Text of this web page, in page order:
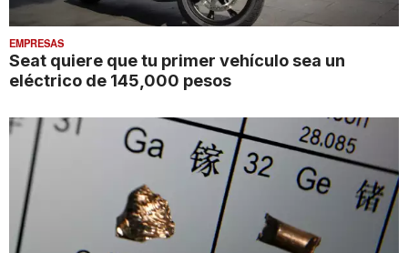
EMPRESAS
Seat quiere que tu primer vehículo sea un
eléctrico de 145,000 pesos